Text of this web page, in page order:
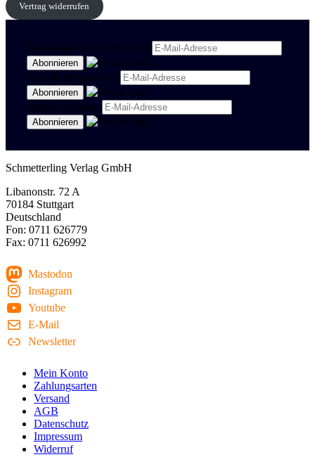
Vertrag widerrufen
Newsletter Politik & Kultur
Newsletter Spanisch
Region Stuttgart
Schmetterling Verlag GmbH
Libanonstr. 72 A
70184 Stuttgart
Deutschland
Fon: 0711 626779
Fax: 0711 626992
Mastodon
Instagram
Youtube
E-Mail
Newsletter
Mein Konto
Zahlungsarten
Versand
AGB
Datenschutz
Impressum
Widerruf